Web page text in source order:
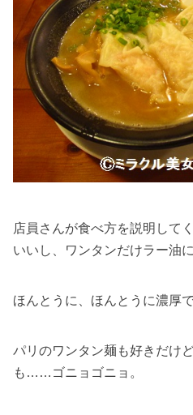
店員さんが食べ方を説明して
いいし、ワンタンだけラー油
ほんとうに、ほんとうに濃厚
パリのワンタン麺も好きだけ
も……ゴニョゴニョ。